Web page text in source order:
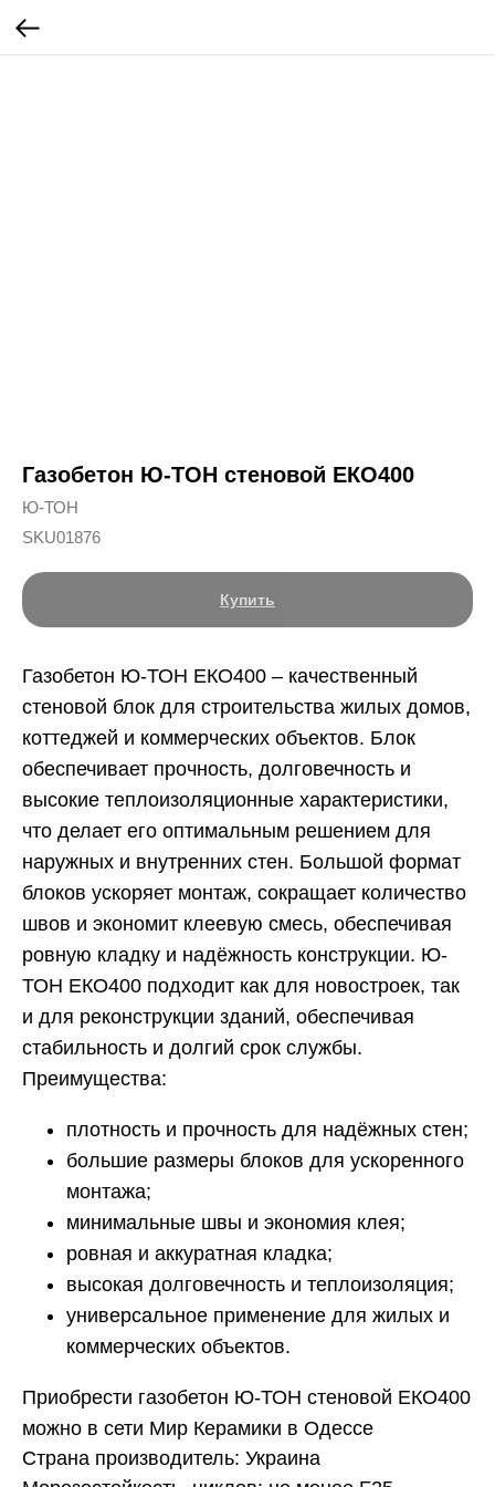
Газобетон Ю-ТОН стеновой ЕКО400
Ю-ТОН
SKU01876
Купить
Газобетон Ю-ТОН ЕКО400 – качественный
стеновой блок для строительства жилых домов,
коттеджей и коммерческих объектов. Блок
обеспечивает прочность, долговечность и
высокие теплоизоляционные характеристики,
что делает его оптимальным решением для
наружных и внутренних стен. Большой формат
блоков ускоряет монтаж, сокращает количество
швов и экономит клеевую смесь, обеспечивая
ровную кладку и надёжность конструкции. Ю-
ТОН ЕКО400 подходит как для новостроек, так
и для реконструкции зданий, обеспечивая
стабильность и долгий срок службы.
Преимущества:
плотность и прочность для надёжных стен;
большие размеры блоков для ускоренного
монтажа;
минимальные швы и экономия клея;
ровная и аккуратная кладка;
высокая долговечность и теплоизоляция;
универсальное применение для жилых и
коммерческих объектов.
Приобрести газобетон Ю-ТОН стеновой ЕКО400
можно в сети Мир Керамики в Одессе
Страна производитель: Украина